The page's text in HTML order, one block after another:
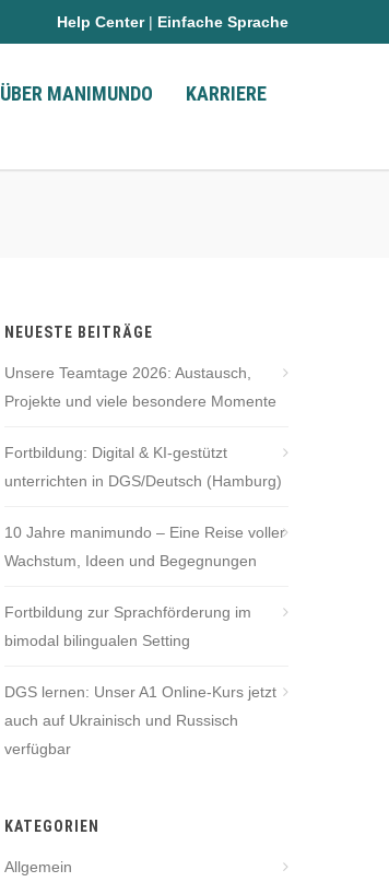
Help Center| Einfache Sprache
ÜBER MANIMUNDO KARRIERE
NEUESTE BEITRÄGE
Unsere Teamtage 2026: Austausch,
Projekte und viele besondere Momente
Fortbildung: Digital & KI-gestützt
unterrichten in DGS/Deutsch (Hamburg)
10 Jahre manimundo – Eine Reise voller
Wachstum, Ideen und Begegnungen
Fortbildung zur Sprachförderung im
bimodal bilingualen Setting
DGS lernen: Unser A1 Online-Kurs jetzt
auch auf Ukrainisch und Russisch
verfügbar
KATEGORIEN
Allgemein